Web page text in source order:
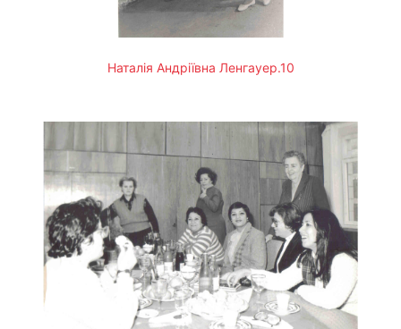
Наталія Андріївна Ленгауер.10